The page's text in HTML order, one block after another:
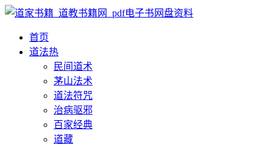
首页
道法热
民间道术
茅山法术
道法符咒
治病驱邪
百家经典
道藏